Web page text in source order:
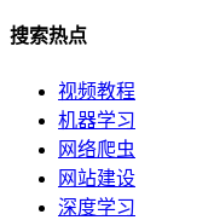
搜索热点
视频教程
机器学习
网络爬虫
网站建设
深度学习